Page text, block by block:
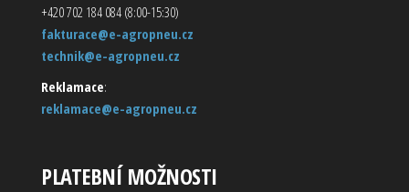
+420 702 184 084 (8:00-15:30)
fakturace@e-agropneu.cz
technik@e-agropneu.cz
Reklamace:
reklamace@e-agropneu.cz
PLATEBNÍ MOŽNOSTI